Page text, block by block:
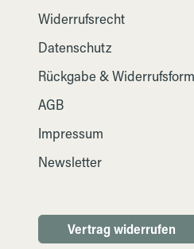
Widerrufsrecht
Datenschutz
Rückgabe &
AGB
Impressum
Newsletter
Vertrag widerrufen